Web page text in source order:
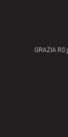
GRAZIA.RS